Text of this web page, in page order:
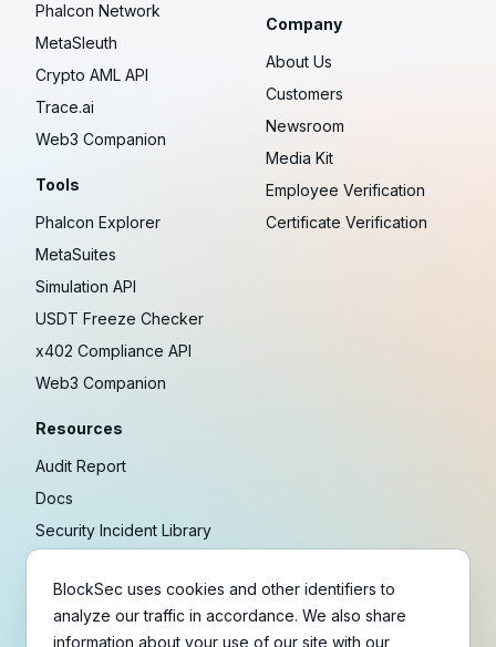
Phalcon Network
MetaSleuth
Crypto AML API
Trace.ai
Web3 Companion
Tools
Phalcon Explorer
MetaSuites
Simulation API
USDT Freeze Checker
x402 Compliance API
Web3 Companion
Resources
Audit Report
Docs
Security Incident Library
Research
Guides
Company
About Us
Customers
Newsroom
Media Kit
Employee Verification
Certificate Verification
BlockSec uses cookies and other identifiers to
analyze our traffic in accordance. We also share
information about your use of our site with our